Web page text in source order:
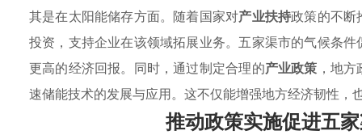
其是在太阳能储存方面。随着国家对产业扶持政策的不断
投资，支持企业在该领域拓展业务。五家渠市的气候条
更高的经济回报。同时，通过制定合理的产业政策 ，地
速储能技术的发展与应用。这不仅能增强地方经济韧性，
推动政策实施促进五